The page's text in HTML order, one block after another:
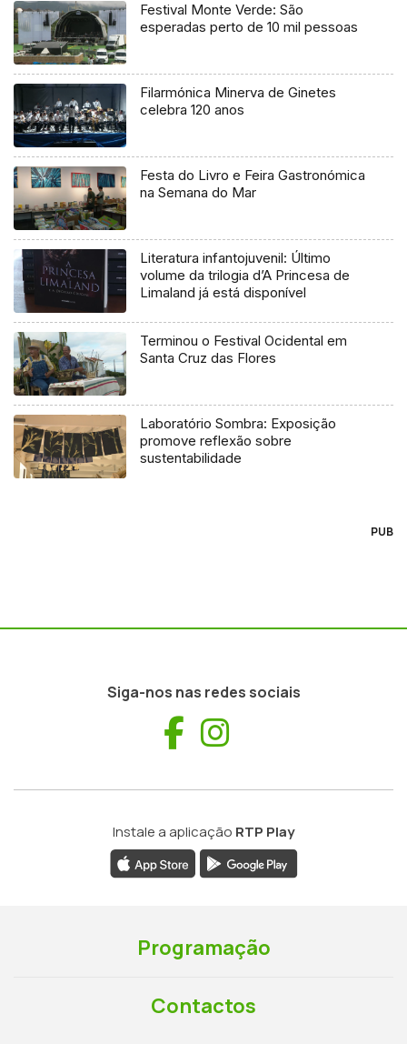
Festival Monte Verde: São
esperadas perto de 10 mil pessoas
Filarmónica Minerva de Ginetes
celebra 120 anos
Festa do Livro e Feira Gastronómica
na Semana do Mar
Literatura infantojuvenil: Último
volume da trilogia d’A Princesa de
Limaland já está disponível
Terminou o Festival Ocidental em
Santa Cruz das Flores
Laboratório Sombra: Exposição
promove reflexão sobre
sustentabilidade
PUB
Siga-nos nas redes sociais
Facebook
Instale a aplicação RTP Play
Programação
Contactos